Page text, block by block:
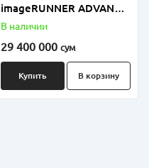
imageRUNNER ADVANCE
C3926i комплект с
Крышка Canon PLATEN
COVER Y3
В наличии
29 400 000 сум
Купить В корзину